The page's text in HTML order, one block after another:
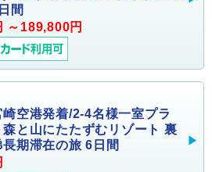
間
～189,800円
崎空港発着/2-4名様一室プラ
森と山にたたずむリゾート 裏
長期滞在の旅 6日間